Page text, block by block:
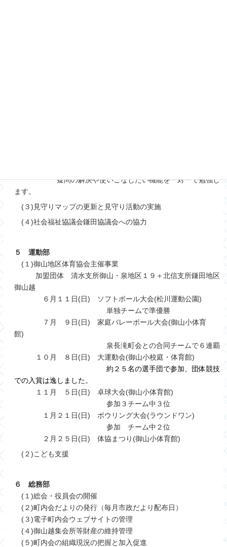
疑問の解決や使いこなしたい機能を一対一で勉強し
ます。
(３)見守りマップの更新と見守り活動の実施
(４)社会福祉協議会鎌田協議会への協力
５ 運動部
(１)御山地区体育協会主催事業
加盟団体 清水支所御山・泉地区１９＋北信支所鎌田地区
御山越
６ 月１１日(日) ソフトボール大会(松川運動公園)
単独チームで準優勝
７月 ９日(日) 家庭バレーボール大会(御山小体育
館)
泉長滝町会との合同チームで６連覇
１０月 ８日(日) 大運動会(御山小校庭・体育館)
約２５名の選手団で参加、団体競技
での入賞は逸しました。
１１月 ５日(日) 卓球大会(御山小体育館)
参加３チーム中３位
１月２１日(日) ボウリング大会(ラウンドワン)
参加 チーム中２位
２月２５日(日) 体協まつり(御山小体育館)
(２)こども支援
６ 総務部
(１)総会・役員会の開催
(２)町内会だよりの発行（毎月市政だより配布日）
(３)電子町内会ウェブサイトの管理
(４)御山越集会所等財産の維持管理
(５)町内会の組織現況の把握と加入促進